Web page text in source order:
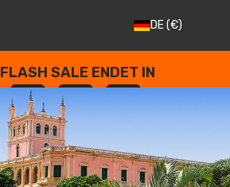
DE(€)
SALE ENDET IN
: --
STUNDEN
: --
MINUTEN
--